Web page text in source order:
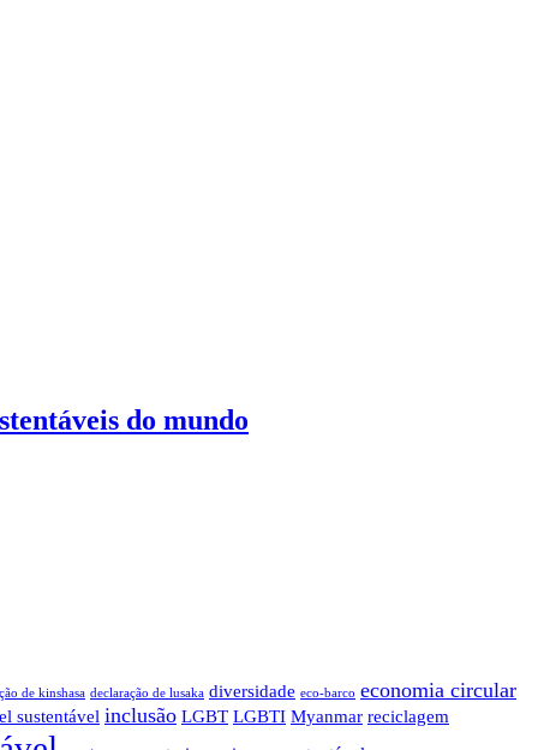
do mundo
de kinshasa declaração de lusaka diversidade eco-barco economia circular
sustentável inclusão LGBT LGBTI Myanmar reciclagem